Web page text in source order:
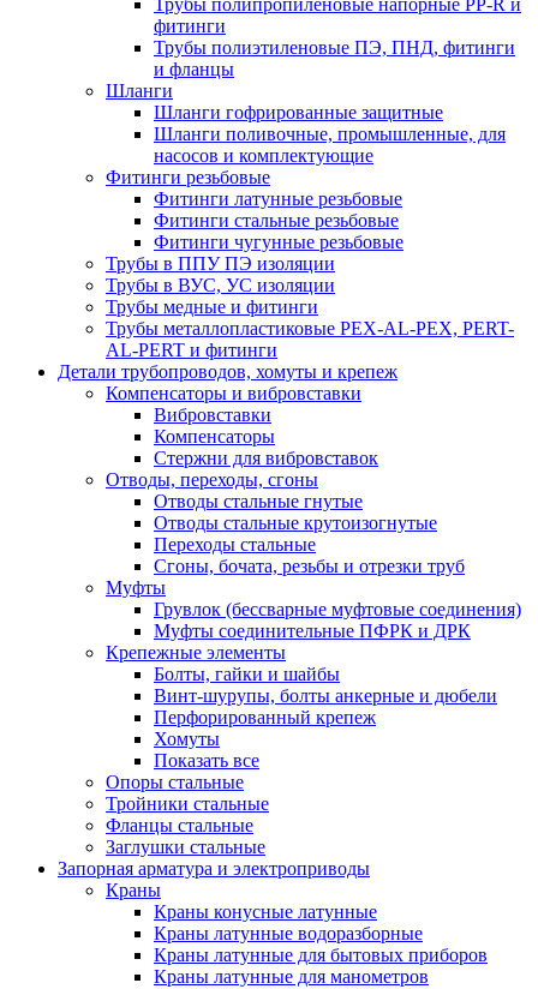
Трубы полипропиленовые напорные PP-R и
фитинги
Трубы полиэтиленовые ПЭ, ПНД, фитинги
и фланцы
Шланги
Шланги гофрированные защитные
Шланги поливочные, промышленные, для
насосов и комплектующие
Фитинги резьбовые
Фитинги латунные резьбовые
Фитинги стальные резьбовые
Фитинги чугунные резьбовые
Трубы в ППУ ПЭ изоляции
Трубы в ВУС, УС изоляции
Трубы медные и фитинги
Трубы металлопластиковые PEX-AL-PEX, PERT-
AL-PERT и фитинги
Детали трубопроводов, хомуты и крепеж
Компенсаторы и вибровставки
Вибровставки
Компенсаторы
Стержни для вибровставок
Отводы, переходы, сгоны
Отводы стальные гнутые
Отводы стальные крутоизогнутые
Переходы стальные
Сгоны, бочата, резьбы и отрезки труб
Муфты
Грувлок (бессварные муфтовые соединения)
Муфты соединительные ПФРК и ДРК
Крепежные элементы
Болты, гайки и шайбы
Винт-шурупы, болты анкерные и дюбели
Перфорированный крепеж
Хомуты
Показать все
Опоры стальные
Тройники стальные
Фланцы стальные
Заглушки стальные
Запорная арматура и электроприводы
Краны
Краны конусные латунные
Краны латунные водоразборные
Краны латунные для бытовых приборов
Краны латунные для манометров